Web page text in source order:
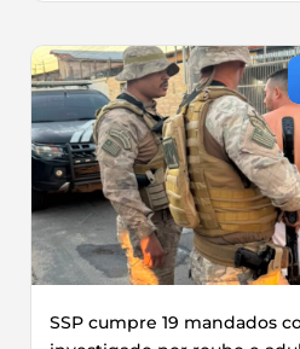
SSP cumpre 19 mandados